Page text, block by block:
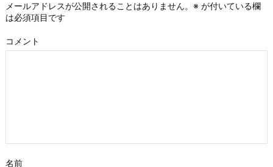
メールアドレスが公開されることはありません。 ※ が付いている欄
は必須項目です
コメント
名前